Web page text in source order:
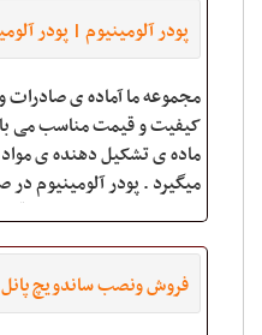
پودر
مجموعه ما آماده ی
کیفیت و قیمت مناسب می
ماده ی تشکیل دهنده ی مواد
میگیرد . پودر آلومینیوم
بلوک سبک مورد استقبال قرار
فروش ونصب ساندویچ